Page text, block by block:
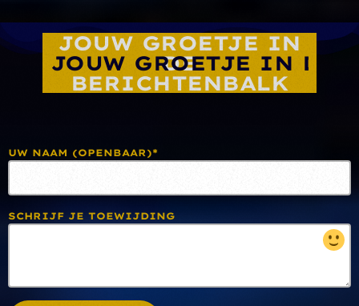
JOUW GROETJE IN
DE
BERICHTENBALK
UW NAAM (OPENBAAR)*
SCHRIJF JE TOEWIJDING